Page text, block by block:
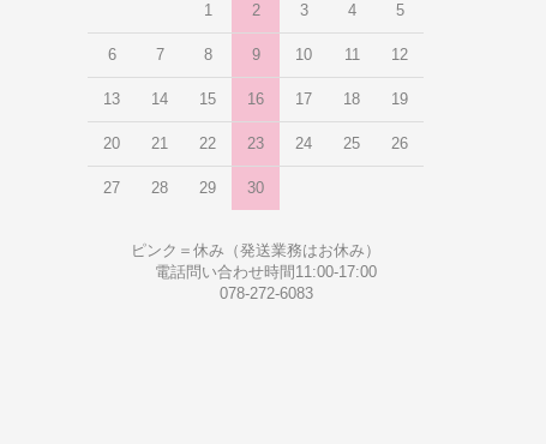
1 2 3 4 5
6 7 8 9 10 11 12
13 14 15 16 17 18 19
20 21 22 23 24 25 26
27 28 29 30
ピンク＝休み（発送業務はお休み）
電話問い合わせ時間11:00-17:00
078-272-6083